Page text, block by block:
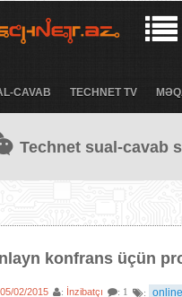
CAVAB TECHNET TV
Technet sual-cavab
konfrans üçün
05/02/2015 : İnzibatçı : 1 :